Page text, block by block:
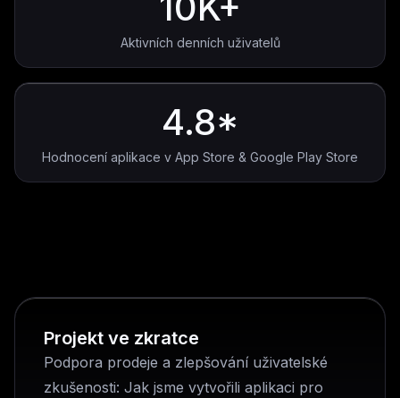
Aktivních denních uživatelů
4.8*
Hodnocení aplikace v App Store & Google Play Store
Projekt ve zkratce
Podpora prodeje a zlepšování uživatelské
zkušenosti: Jak jsme vytvořili aplikaci pro